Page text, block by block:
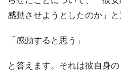
感動させようとしたのか」
「感動すると思う」
と答えます。それは彼自身